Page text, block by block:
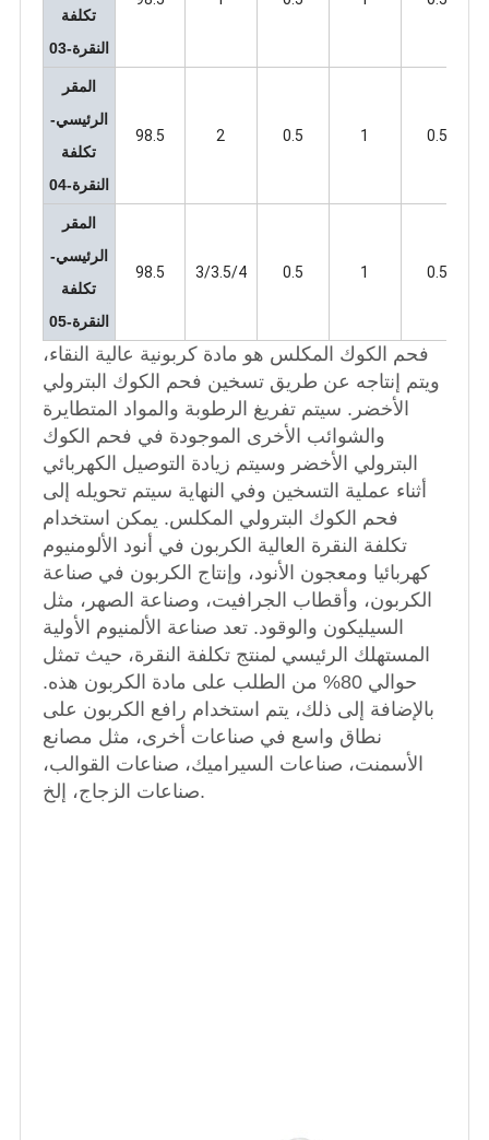
تكلفة
النقرة-03
المقر
الرئيسي-
تكلفة
النقرة-04
98.5 2 0.5 1 0.5
المقر
الرئيسي-
تكلفة
النقرة-05
98.5 3/3.5/4 0.5 1 0.5
فحم الكوك المكلس هو مادة كربونية عالية النقاء،
ويتم إنتاجه عن طريق تسخين فحم الكوك البترولي
الأخضر. سيتم تفريغ الرطوبة والمواد المتطايرة
والشوائب الأخرى الموجودة في فحم الكوك
البترولي الأخضر وسيتم زيادة التوصيل الكهربائي
أثناء عملية التسخين وفي النهاية سيتم تحويله إلى
فحم الكوك البترولي المكلس. يمكن استخدام
تكلفة النقرة العالية الكربون في أنود الألومنيوم
كهربائيا ومعجون الأنود، وإنتاج الكربون في صناعة
الكربون، وأقطاب الجرافيت، وصناعة الصهر، مثل
السيليكون والوقود. تعد صناعة الألمنيوم الأولية
المستهلك الرئيسي لمنتج تكلفة النقرة، حيث تمثل
حوالي 80% من الطلب على مادة الكربون هذه.
بالإضافة إلى ذلك، يتم استخدام رافع الكربون على
نطاق واسع في صناعات أخرى، مثل مصانع
الأسمنت، صناعات السيراميك، صناعات القوالب،
صناعات الزجاج، إلخ.